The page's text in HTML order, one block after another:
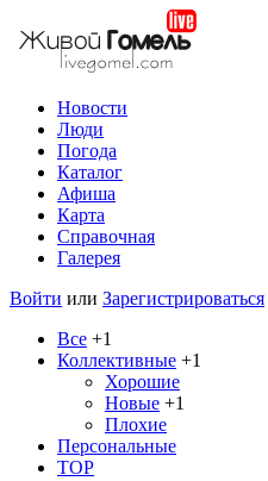
Новости
Люди
Погода
Каталог
Афиша
Карта
Справочная
Галерея
Войти или Зарегистрироваться
Все +1
Коллективные +1
Хорошие
Новые +1
Плохие
Персональные
TOP